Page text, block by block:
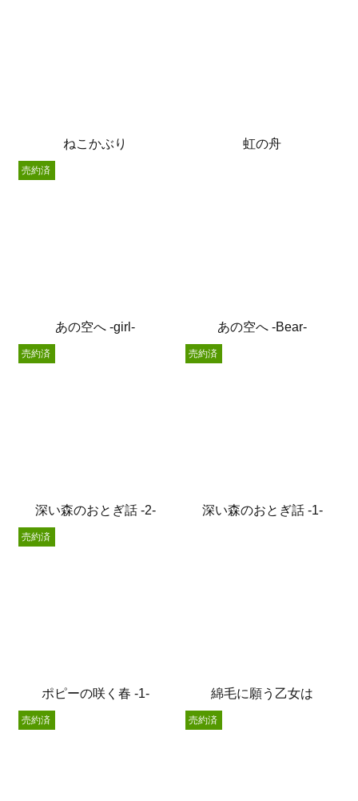
ねこかぶり 虹の舟
あの空へ -girl-
売約済
あの空へ -Bear-
深い森のおとぎ話 -2-
売約済
深い森のおとぎ話 -1-
売約済
ポピーの咲く春 -1-
売約済
綿毛に願う乙女は
売約済 売約済